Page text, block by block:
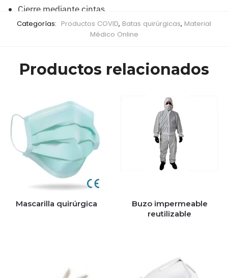
Cierre mediante cintas
Categorías: Productos COVID, Batas quirúrgicas, Material
Médico Online
Productos relacionados
Mascarilla quirúrgica
Buzo impermeable
reutilizable